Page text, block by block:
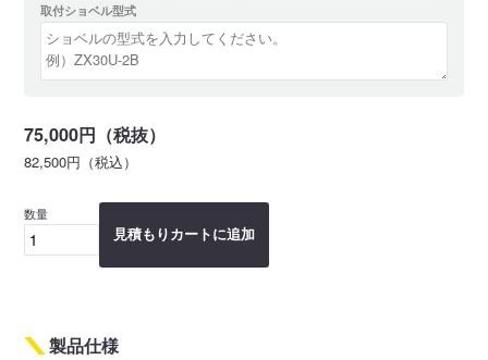
取付ショベル型式
75,000円（税抜）
82,500円（税込）
数量
見積もりカートに追加
製品仕様